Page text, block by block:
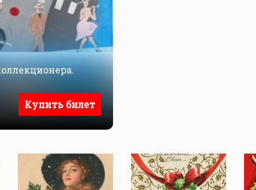
Купить билет